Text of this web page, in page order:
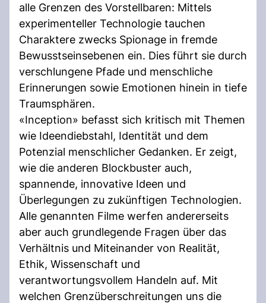
alle Grenzen des Vorstellbaren: Mittels
experimenteller Technologie tauchen
Charaktere zwecks Spionage in fremde
Bewusstseinsebenen ein. Dies führt sie durch
verschlungene Pfade und menschliche
Erinnerungen sowie Emotionen hinein in tiefe
Traumsphären.
«Inception» befasst sich kritisch mit Themen
wie Ideendiebstahl, Identität und dem
Potenzial menschlicher Gedanken. Er zeigt,
wie die anderen Blockbuster auch,
spannende, innovative Ideen und
Überlegungen zu zukünftigen Technologien.
Alle genannten Filme werfen andererseits
aber auch grundlegende Fragen über das
Verhältnis und Miteinander von Realität,
Ethik, Wissenschaft und
verantwortungsvollem Handeln auf. Mit
welchen Grenzüberschreitungen uns die